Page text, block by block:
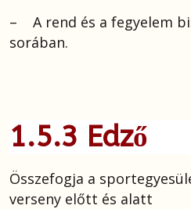
– A rend és a fegyelem
sorában.
1.5.3 Edző
Összefogja a
verseny előtt és alatt